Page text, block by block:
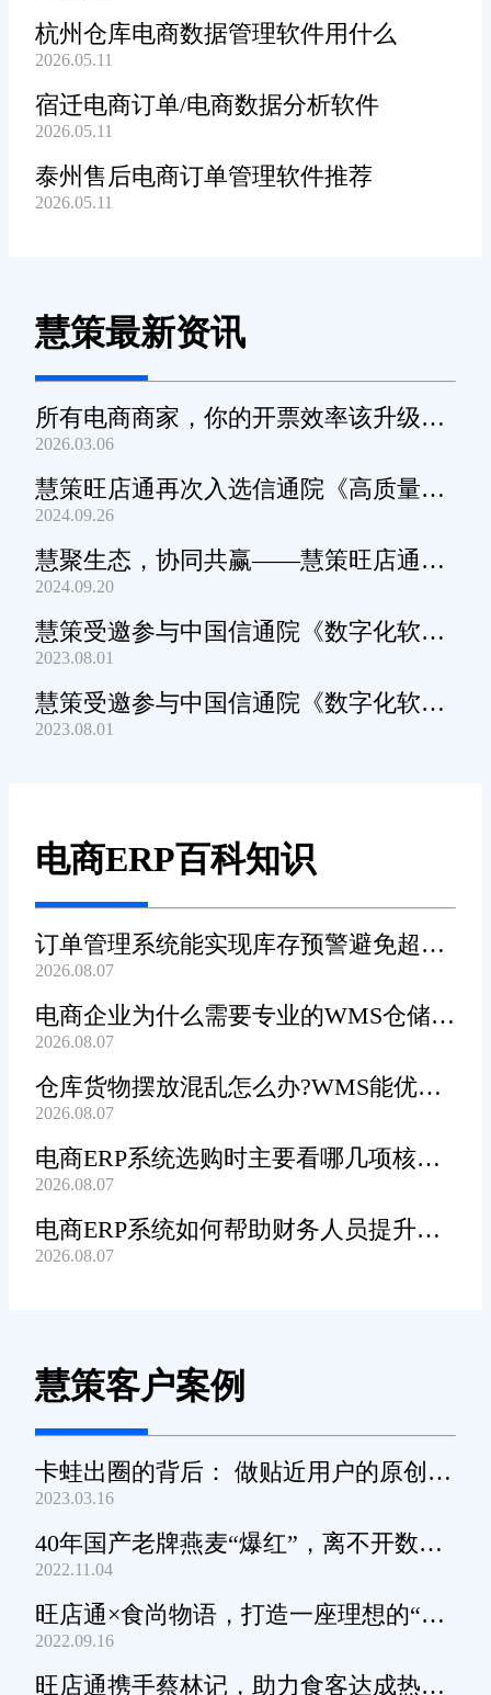
杭州仓库电商数据管理软件用什么
2026.05.11
宿迁电商订单/电商数据分析软件
2026.05.11
泰州售后电商订单管理软件推荐
2026.05.11
慧策最新资讯
所有电商商家，你的开票效率该升级
了！
2026.03.06
慧策旺店通再次入选信通院《高质量数
字化转型产品及服务全景图》
2024.09.26
慧聚生态，协同共赢——慧策旺店通生
态交流会深圳站圆满举办
2024.09.20
慧策受邀参与中国信通院《数字化软件
产品及服务能力》规范编制工作
2023.08.01
慧策受邀参与中国信通院《数字化软件
产品及服务能力》规范编制工作
2023.08.01
电商ERP百科知识
订单管理系统能实现库存预警避免超卖
吗?
2026.08.07
电商企业为什么需要专业的WMS仓储管
理系统?
2026.08.07
仓库货物摆放混乱怎么办?WMS能优化
货位吗?
2026.08.07
电商ERP系统选购时主要看哪几项核心
功能?
2026.08.07
电商ERP系统如何帮助财务人员提升对
账工作效率?
2026.08.07
慧策客户案例
卡蛙出圈的背后： 做贴近用户的原创小
家电
2023.03.16
40年国产老牌燕麦“爆红”，离不开数字
化工具的支撑
2022.11.04
旺店通×食尚物语，打造一座理想的“零
食王国”
2022.09.16
旺店通携手蔡林记，助力食客达成热干